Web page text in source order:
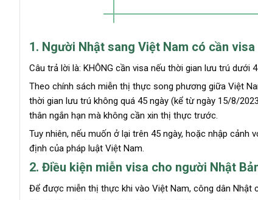
1. Người Nhật sang Việt Nam có cần
Câu trả lời là: KHÔNG cần visa nếu thời gian lưu trú dưới
Theo chính sách miễn thị thực song phương giữa Việt
thời gian lưu trú không quá 45 ngày (kể từ ngày 15/8/
thân ngắn hạn mà không cần xin thị thực trước.
Tuy nhiên, nếu muốn ở lại trên 45 ngày, hoặc nhập
định của pháp luật Việt Nam.
2. Điều kiện miễn visa cho người Nhật
Để được miễn thị thực khi vào Việt Nam, công dân Nhật